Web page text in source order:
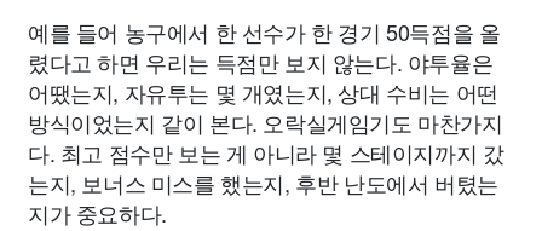
예를 들어 농구에서 한 선수가 한 경기 50득점을 올
렸다고 하면 우리는 득점만 보지 않는다. 야투율은
어땠는지, 자유투는 몇 개였는지, 상대 수비는 어떤
방식이었는지 같이 본다. 오락실게임기도 마찬가지
다. 최고 점수만 보는 게 아니라 몇 스테이지까지 갔
는지, 보너스 미스를 했는지, 후반 난도에서 버텼는
지가 중요하다.